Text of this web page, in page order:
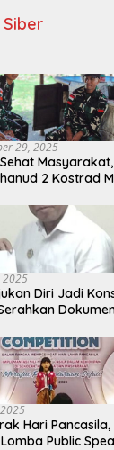
29, 2025
2 Kostrad
2025
Diri Jadi
Hari Pancasila,
Public